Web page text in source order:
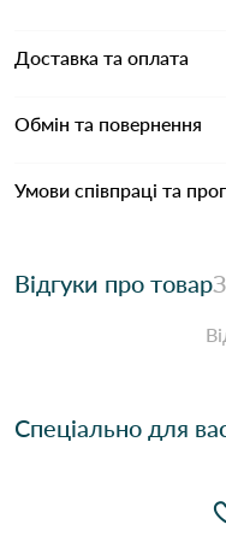
Доставка та оплата
Обмін та повернення
Умови співпраці та
Відгуки про товар
Спеціально для